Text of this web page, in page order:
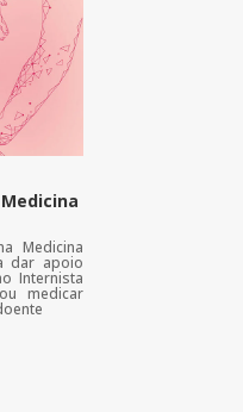
Medicina
dar apoio
Internista
medicar